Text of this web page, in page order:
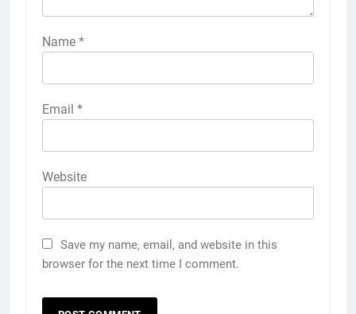
Name *
Email *
Website
Save my name, email, and website in this
browser for the next time I comment.